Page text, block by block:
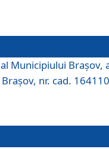
Municipiului Braşov,
nr. cad.